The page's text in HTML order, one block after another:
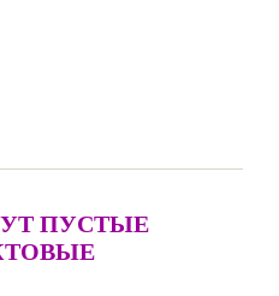
ПУСТЫЕ